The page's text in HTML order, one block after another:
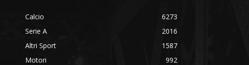
Calcio
6273
Serie A
2016
Altri Sport
1587
Motori
992